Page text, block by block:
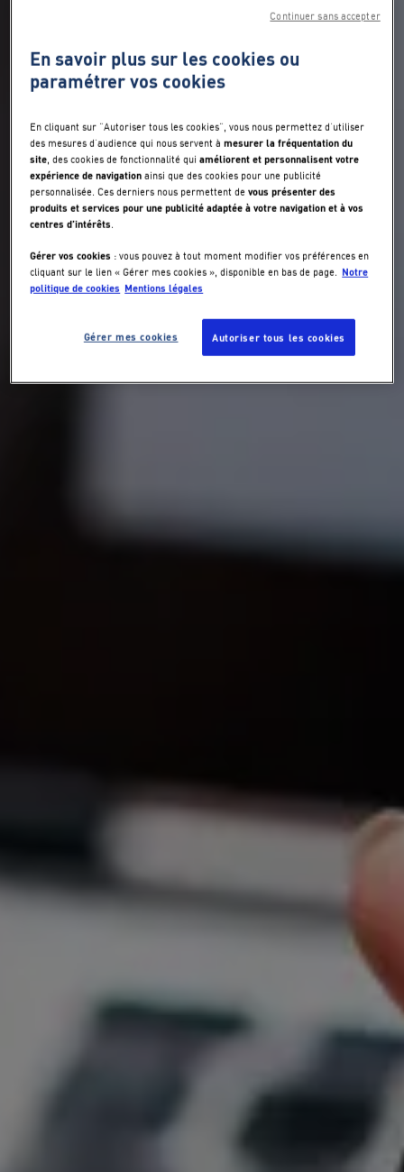
En savoir plus sur les cookies ou
paramétrer vos cookies
En cliquant sur "Autoriser tous les cookies", vous nous permettez d’utiliser
des mesures d’audience qui nous servent àmesurer la fréquentation du
site, des cookies de fonctionnalité quiaméliorent et personnalisent votre
expérience de navigation ainsi que des cookies pour une publicité
personnalisée. Ces derniers nous permettent devous présenter des
produits et services pour une publicité adaptée à votre navigation et à vos
centres d’intérêts.
Gérer vos cookies : vous pouvez à tout moment modifier vos préférences en
cliquant sur le lien « Gérer mes cookies », disponible en bas de page. Notre
politique de cookies Mentions légales
Gérer mes cookies Autoriser tous les cookies
Continuer sans accepter